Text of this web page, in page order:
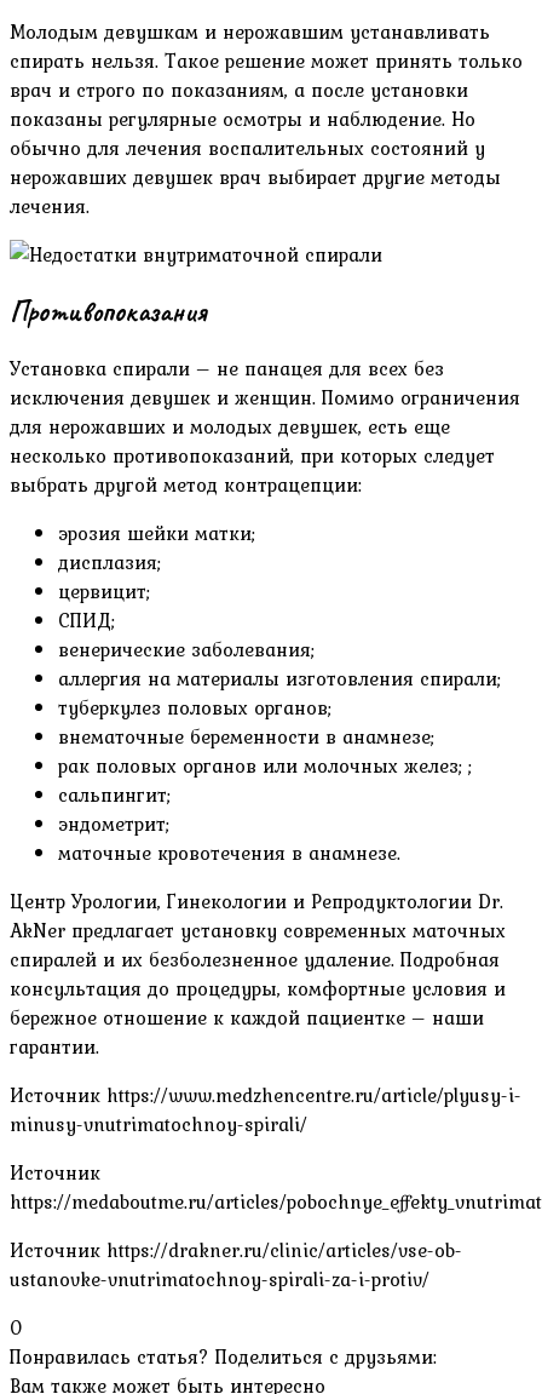
Молодым девушкам и нерожавшим устанавливать
спирать нельзя. Такое решение может принять только
врач и строго по показаниям, а после установки
показаны регулярные осмотры и наблюдение. Но
обычно для лечения воспалительных состояний у
нерожавших девушек врач выбирает другие методы
лечения.
Противопоказания
Установка спирали – не панацея для всех без
исключения девушек и женщин. Помимо ограничения
для нерожавших и молодых девушек, есть еще
несколько противопоказаний, при которых следует
выбрать другой метод контрацепции:
эрозия шейки матки;
дисплазия;
цервицит;
СПИД;
венерические заболевания;
аллергия на материалы изготовления спирали;
туберкулез половых органов;
внематочные беременности в анамнезе;
рак половых органов или молочных желез; ;
сальпингит;
эндометрит;
маточные кровотечения в анамнезе.
Центр Урологии, Гинекологии и Репродуктологии Dr.
AkNer предлагает установку современных маточных
спиралей и их безболезненное удаление. Подробная
консультация до процедуры, комфортные условия и
бережное отношение к каждой пациентке – наши
гарантии.
Источник https://www.medzhencentre.ru/article/plyusy-i-
minusy-vnutrimatochnoy-spirali/
Источник
https://medaboutme.ru/articles/
Источник https://drakner.ru/clinic/articles/vse-ob-
ustanovke-vnutrimatochnoy-spirali-za-i-protiv/
0
Понравилась статья? Поделиться с друзьями:
Вам также может быть интересно